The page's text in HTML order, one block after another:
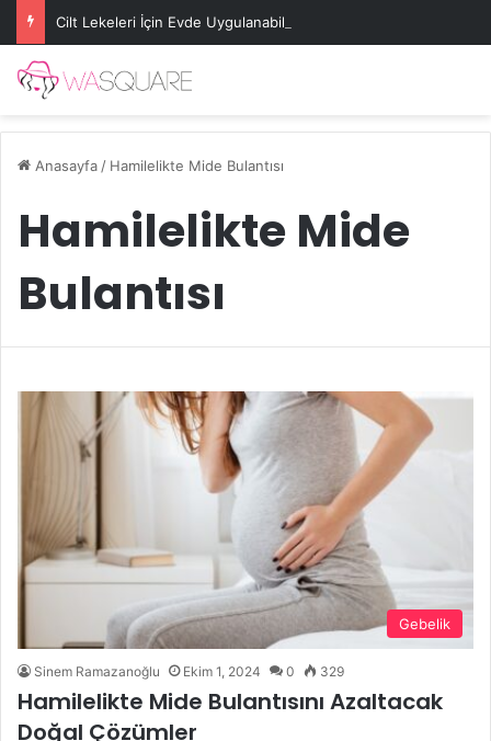
Cilt Lekeleri İçin Evde Uygulanabilecek Basit Maskeler
Anasayfa/ Hamilelikte Mide Bulantısı
Hamilelikte Mide
Bulantısı
Gebelik
Sinem Ramazanoğlu Ekim 1, 2024 0 329
Hamilelikte Mide Bulantısını Azaltacak
Doğal Çözümler